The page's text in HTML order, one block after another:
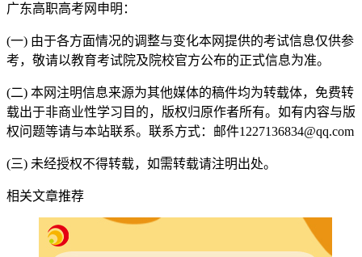
广东高职高考网申明：
(一) 由于各方面情况的调整与变化本网提供的考试信息仅供参
考，敬请以教育考试院及院校官方公布的正式信息为准。
(二) 本网注明信息来源为其他媒体的稿件均为转载体，免费转
载出于非商业性学习目的，版权归原作者所有。如有内容与版
权问题等请与本站联系。联系方式：邮件1227136834@qq.com
(三) 未经授权不得转载，如需转载请注明出处。
相关文章推荐